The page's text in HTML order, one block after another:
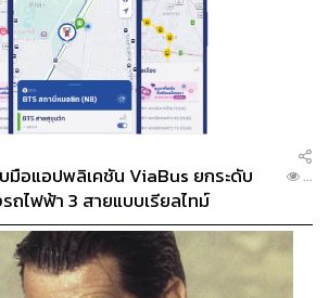
มือแอปพลิเคชัน ViaBus ยกระดับ
ถไฟฟ้า 3 สายแบบเรียลไทม์
...